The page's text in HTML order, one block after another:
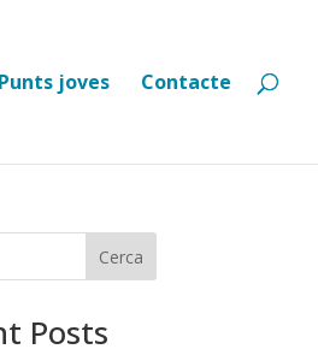
Punts joves Contacte
Cerca
Posts